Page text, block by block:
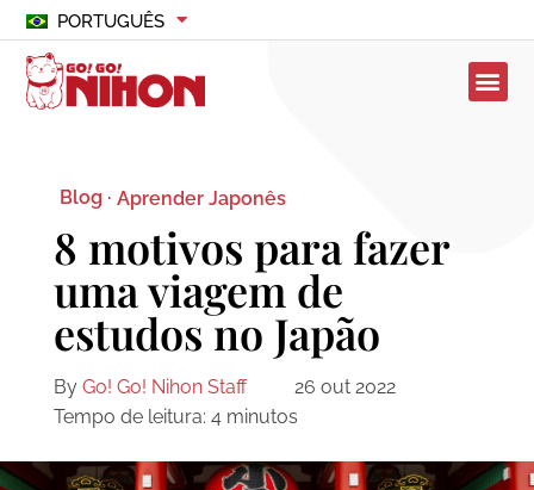
PORTUGUÊS
Blog · Aprender Japonês
8 motivos para fazer
uma viagem de
estudos no Japão
By Go! Go! Nihon Staff
26 out 2022
Tempo de leitura: 4 minutos